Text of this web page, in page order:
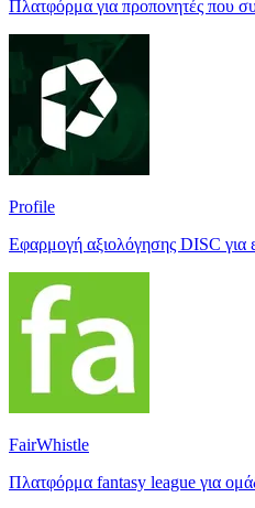
Πλατφόρμα για προπονητές που
Profile
Εφαρμογή αξιολόγησης DISC για
FairWhistle
Πλατφόρμα fantasy league για